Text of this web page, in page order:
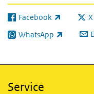
Facebook
(externe link) X
WhatsApp
(externe link)
Service